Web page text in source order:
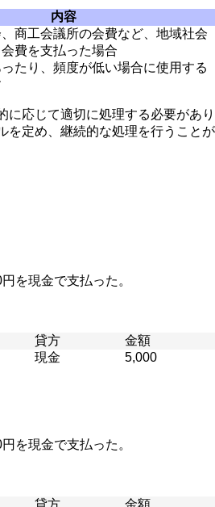
内容
商工会議所の会費など、地域社会
費を支払った場合
たり、頻度が低い場合に使用する
に応じて適切に処理する必要があり
を定め、継続的な処理を行うことが
を現金で支払った。
貸方
金額
現金 5,000
を現金で支払った。
貸方 金額